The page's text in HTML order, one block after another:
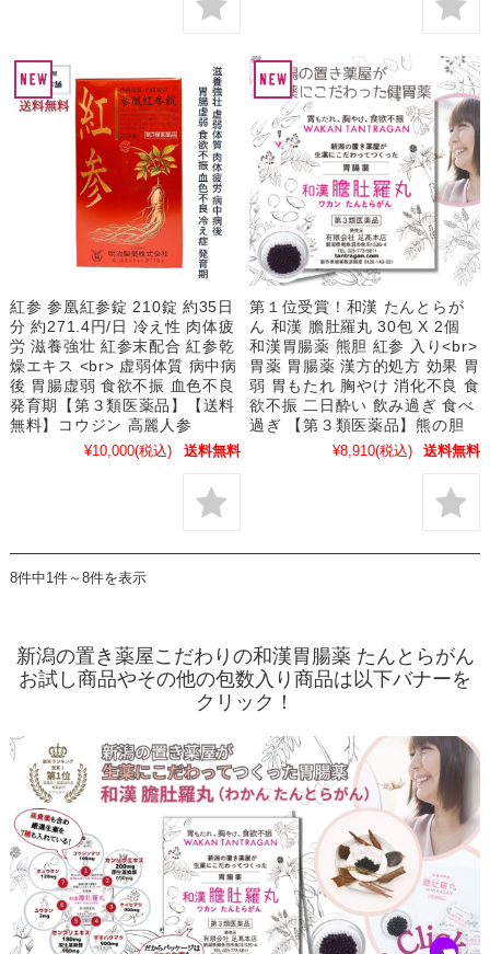
紅参 参凰紅参錠 210錠 約35日
分 約271.4円/日 冷え性 肉体疲
労 滋養強壮 紅参末配合 紅参乾
燥エキス <br> 虚弱体質 病中病
後 胃腸虚弱 食欲不振 血色不良
発育期【第３類医薬品】【送料
無料】コウジン 高麗人参
¥10,000(税込) 送料無料
第１位受賞！和漢 たんとらが
ん 和漢 膽肚羅丸 30包 X 2個
和漢胃腸薬 熊胆 紅参 入り<br>
胃薬 胃腸薬 漢方的処方 効果 胃
弱 胃もたれ 胸やけ 消化不良 食
欲不振 二日酔い 飲み過ぎ 食べ
過ぎ 【第３類医薬品】熊の胆
¥8,910(税込) 送料無料
8件中1件～8件を表示
新潟の置き薬屋こだわりの和漢胃腸薬 たんとらがん
お試し商品やその他の包数入り商品は以下バナーを
クリック！